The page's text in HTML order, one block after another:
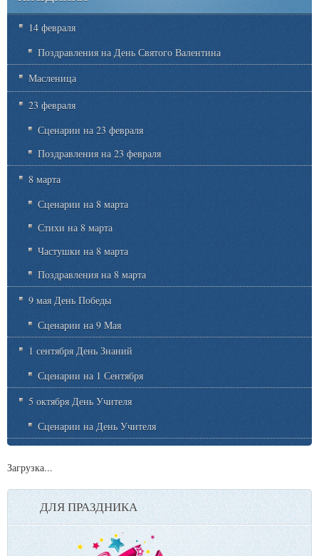
14 февраля
Поздравления на День Святого Валентина
Масленица
23 февраля
Сценарии на 23 февраля
Поздравления на 23 февраля
8 марта
Сценарии на 8 марта
Стихи на 8 марта
Частушки на 8 марта
Поздравления на 8 марта
9 мая День Победы
Сценарии на 9 Мая
1 сентября День Знаний
Сценарии на 1 Сентября
5 октября День Учителя
Сценарии на День Учителя
Загрузка...
ДЛЯ ПРАЗДНИКА